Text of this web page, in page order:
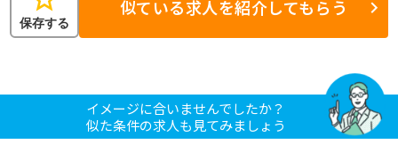
保存する
似ている求人を紹介してもらう
イメージに合いませんでしたか？
似た条件の求人も見てみましょう